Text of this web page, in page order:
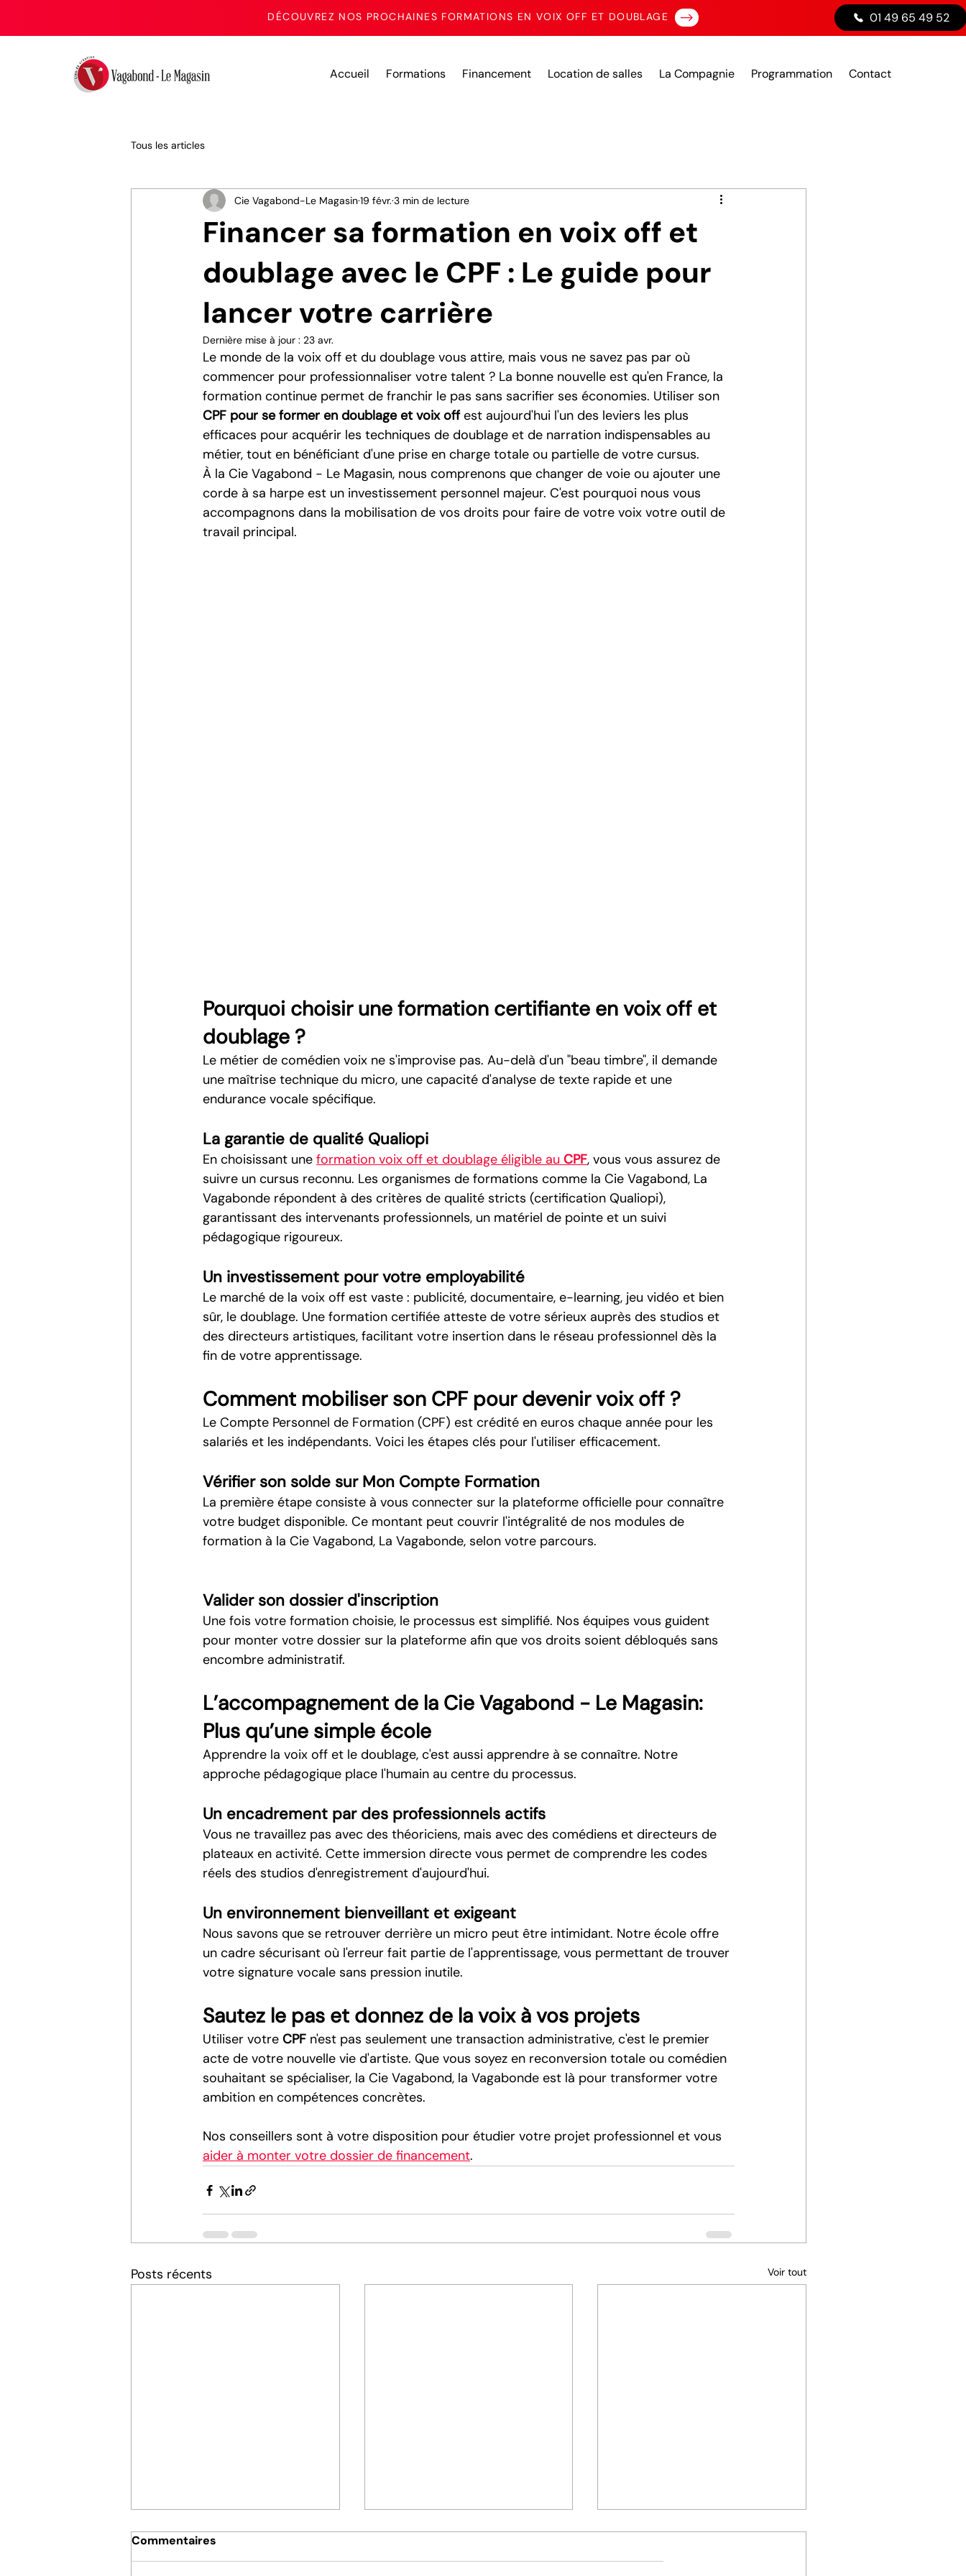
DÉCOUVREZ NOS PROCHAINES FORMATIONS EN VOIX OFF ET DOUBLAGE 01 49 65 49 52
Accueil Formations Financement Location de salles La Compagnie Programmation Contact
Tous les articles
Financer sa formation en voix off et
doublage avec le CPF : Le guide pour
lancer votre carrière
Cie Vagabond-Le Magasin19 févr. 3 min de lecture
Dernière mise à jour : 23 avr.
Le monde de la voix off et du doublage vous attire, mais vous ne savez pas par où
commencer pour professionnaliser votre talent ? La bonne nouvelle est qu'en France, la
formation continue permet de franchir le pas sans sacrifier ses économies. Utiliser son
CPF pour se former en doublage et voix off est aujourd'hui l'un des leviers les plus
efficaces pour acquérir les techniques de doublage et de narration indispensables au
métier, tout en bénéficiant d'une prise en charge totale ou partielle de votre cursus.
À la Cie Vagabond - Le Magasin, nous comprenons que changer de voie ou ajouter une
corde à sa harpe est un investissement personnel majeur. C'est pourquoi nous vous
accompagnons dans la mobilisation de vos droits pour faire de votre voix votre outil de
travail principal.
Pourquoi choisir une formation certifiante en voix off et
doublage ?
Le métier de comédien voix ne s'improvise pas. Au-delà d'un "beau timbre", il demande
une maîtrise technique du micro, une capacité d'analyse de texte rapide et une
endurance vocale spécifique.
La garantie de qualité Qualiopi
En choisissant une formation voix off et doublage éligible au CPF, vous vous assurez de
suivre un cursus reconnu. Les organismes de formations comme la Cie Vagabond, La
Vagabonde répondent à des critères de qualité stricts (certification Qualiopi),
garantissant des intervenants professionnels, un matériel de pointe et un suivi
pédagogique rigoureux.
Un investissement pour votre employabilité
Le marché de la voix off est vaste : publicité, documentaire, e-learning, jeu vidéo et bien
sûr, le doublage. Une formation certifiée atteste de votre sérieux auprès des studios et
des directeurs artistiques, facilitant votre insertion dans le réseau professionnel dès la
fin de votre apprentissage.
Comment mobiliser son CPF pour devenir voix off ?
Le Compte Personnel de Formation (CPF) est crédité en euros chaque année pour les
salariés et les indépendants. Voici les étapes clés pour l'utiliser efficacement.
Vérifier son solde sur Mon Compte Formation
La première étape consiste à vous connecter sur la plateforme officielle pour connaître
votre budget disponible. Ce montant peut couvrir l'intégralité de nos modules de
formation à la Cie Vagabond, La Vagabonde, selon votre parcours.
Valider son dossier d'inscription
Une fois votre formation choisie, le processus est simplifié. Nos équipes vous guident
pour monter votre dossier sur la plateforme afin que vos droits soient débloqués sans
encombre administratif.
L’accompagnement de la Cie Vagabond - Le Magasin:
Plus qu’une simple école
Apprendre la voix off et le doublage, c'est aussi apprendre à se connaître. Notre
approche pédagogique place l'humain au centre du processus.
Un encadrement par des professionnels actifs
Vous ne travaillez pas avec des théoriciens, mais avec des comédiens et directeurs de
plateaux en activité. Cette immersion directe vous permet de comprendre les codes
réels des studios d'enregistrement d'aujourd'hui.
Un environnement bienveillant et exigeant
Nous savons que se retrouver derrière un micro peut être intimidant. Notre école offre
un cadre sécurisant où l'erreur fait partie de l'apprentissage, vous permettant de trouver
votre signature vocale sans pression inutile.
Sautez le pas et donnez de la voix à vos projets
Utiliser votre CPF n'est pas seulement une transaction administrative, c'est le premier
acte de votre nouvelle vie d'artiste. Que vous soyez en reconversion totale ou comédien
souhaitant se spécialiser, la Cie Vagabond, la Vagabonde est là pour transformer votre
ambition en compétences concrètes.
Nos conseillers sont à votre disposition pour étudier votre projet professionnel et vous
aider à monter votre dossier de financement.
Posts récents Voir tout
Commentaires